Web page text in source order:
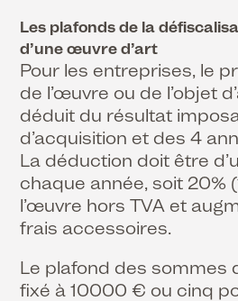
Les plafonds de la
d’une œuvre d’art
Pour les entreprises, le
de l’œuvre ou de l’objet
déduit du résultat
d’acquisition et des 4
La déduction doit être
chaque année, soit 20%
l’œuvre hors TVA et
frais accessoires.
Le plafond des sommes
fixé à 10000 € ou cinq